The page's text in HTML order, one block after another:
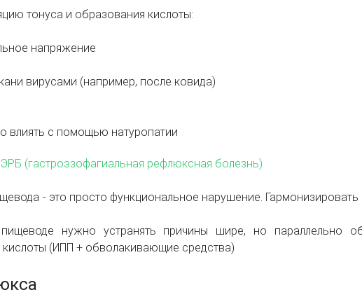
тонуса и образования кислоты:
напряжение
вирусами (например, после ковида)
влиять с помощью натуропатии
(гастроэзофагиальная рефлюксная болезнь)
- это просто функциональное нарушение.
нужно устранять причины шире, но параллельно
(ИПП + обволакивающие средства)